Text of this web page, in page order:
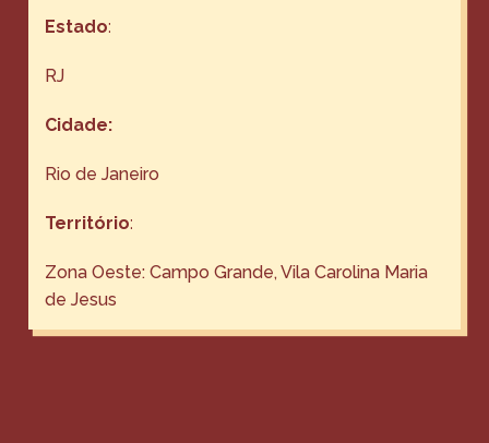
Estado:
RJ
Cidade:
Rio de Janeiro
Território:
Zona Oeste: Campo Grande, Vila Carolina Maria
de Jesus